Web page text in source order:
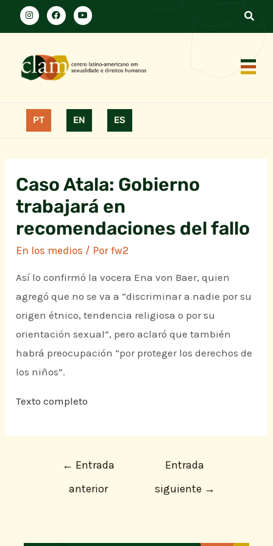
PT EN ES
Caso Atala: Gobierno
trabajará en
recomendaciones del fallo
En los medios / Porfw2
Así lo confirmó la vocera Ena von Baer, quien
agregó que no se va a “discriminar a nadie por su
origen étnico, tendencia religiosa o por su
orientación sexual”, pero aclaró que también
habrá preocupación “por proteger los derechos de
los niños”.
Texto completo
← Entrada
anterior
Entrada
siguiente →